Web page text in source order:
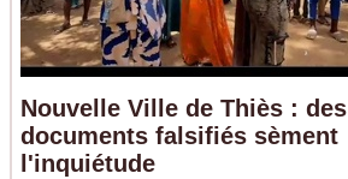
Nouvelle Ville de Thiès : des
documents falsifiés sèment
l'inquiétude